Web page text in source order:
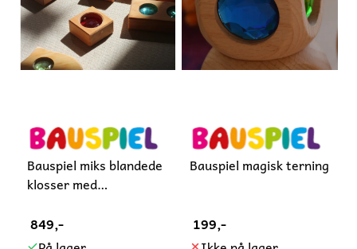
Bauspiel miks blandede
klosser med
849,-
Bauspiel magisk terning
199,-